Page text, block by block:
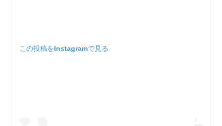
この投稿をInstagramで見る